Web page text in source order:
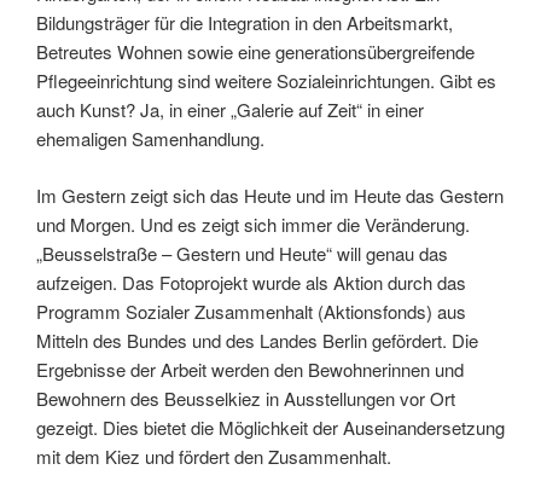
Bildungsträger für die Integration in den Arbeitsmarkt,
Betreutes Wohnen sowie eine generationsübergreifende
Pflegeeinrichtung sind weitere Sozialeinrichtungen. Gibt es
auch Kunst? Ja, in einer „Galerie auf Zeit“ in einer
ehemaligen Samenhandlung.
Im Gestern zeigt sich das Heute und im Heute das Gestern
und Morgen. Und es zeigt sich immer die Veränderung.
„Beusselstraße – Gestern und Heute“ will genau das
aufzeigen. Das Fotoprojekt wurde als Aktion durch das
Programm Sozialer Zusammenhalt (Aktionsfonds) aus
Mitteln des Bundes und des Landes Berlin gefördert. Die
Ergebnisse der Arbeit werden den Bewohnerinnen und
Bewohnern des Beusselkiez in Ausstellungen vor Ort
gezeigt. Dies bietet die Möglichkeit der Auseinandersetzung
mit dem Kiez und fördert den Zusammenhalt.